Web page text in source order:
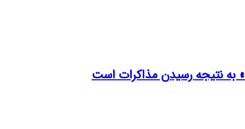
به نتیجه رسیدن مذاکرات است